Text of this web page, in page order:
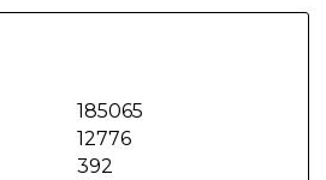
185065
12776
392